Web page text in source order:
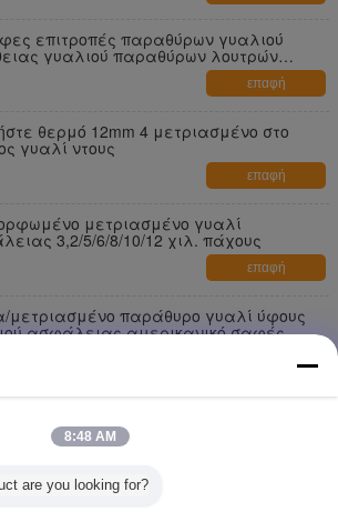
επιτροπές παραθύρων γυαλιού
γυαλιού παραθύρων λουτρών
επαφή
θερμό 12mm 4 μετριασμένο στο
γυαλί ντους
επαφή
μετριασμένο γυαλί
3,2/5/6/8/10/12 χιλ. πάχους
επαφή
μετριασμένο παράθυρο γυαλί ύφους
ασφάλειας αμερικανικό σαφές
συνήθειας 250 βαθμοί θερμικού
καλλιτεχνική μετριασμένη ασφάλειας
8:48 AM
are you looking for?